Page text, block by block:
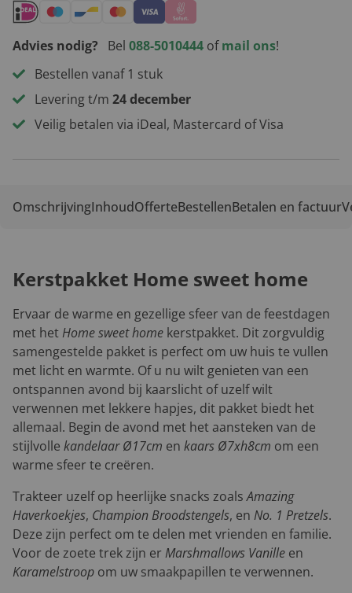
Advies nodig? Bel 088-5010444 ofmail ons!
Bestellen vanaf 1 stuk
Levering t/m 24 december
Veilig betalen via iDeal, Mastercard of Visa
OmschrijvingInhoudOfferteBestellenBetalen en factuur
Kerstpakket Home sweet home
Ervaar de warme en gezellige sfeer van de feestdagen
met het Home sweet home kerstpakket. Dit zorgvuldig
samengestelde pakket is perfect om uw huis te vullen
met licht en warmte. Of u nu wilt genieten van een
ontspannen avond bij kaarslicht of uzelf wilt
verwennen met lekkere hapjes, dit pakket biedt het
allemaal. Begin de avond met het aansteken van de
stijlvolle kandelaar Ø17cm en kaars Ø7xh8cm om een
warme sfeer te creëren.
Trakteer uzelf op heerlijke snacks zoalsAmazing
Haverkoekjes, Champion Broodstengels, en No. 1 Pretzels.
Deze zijn perfect om te delen met vrienden en familie.
Voor de zoete trek zijn er Marshmallows Vanille en
Karamelstroop om uw smaakpapillen te verwennen.